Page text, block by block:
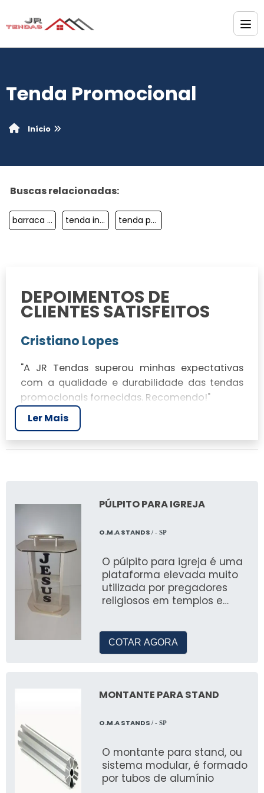
Tenda Promocional
Início
Buscas relacionadas:
barraca inflável promocional tenda inflável empresa tenda promocional
DEPOIMENTOS DE
CLIENTES SATISFEITOS
Cristiano Lopes
"A JR Tendas superou minhas expectativas
com a qualidade e durabilidade das tendas
promocionais fornecidas. Recomendo!"
Marcieli
"O atendimento foi excelente e a entrega,
ÚLTIMAS NOTÍCIAS SOBRE
TENDAS PROMOCIONAIS
Novidades do Setor
O mercado de tendas está sempre evoluindo,
com novas tecnologias e materiais
inovadores que garantem maior resistência e
Tendências de Design
designs modernos, focados em praticidade e
necessidades do cliente.
SOLICITE UM ORÇAMENTO
RÁPIDO
Ler Mais
PÚLPITO PARA IGREJA
O.M.A STANDS / - SP
O púlpito para igreja é uma
plataforma elevada muito
utilizada por pregadores
religiosos em templos e
COTAR AGORA
MONTANTE PARA STAND
O.M.A STANDS / - SP
O montante para stand, ou
sistema modular, é formado
por tubos de alumínio